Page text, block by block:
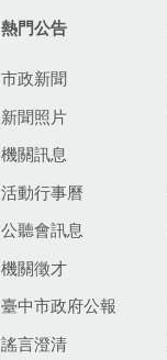
熱門公告
市政新聞
新聞照片
機關訊息
活動行事曆
公聽會訊息
機關徵才
臺中市政府公報
謠言澄清